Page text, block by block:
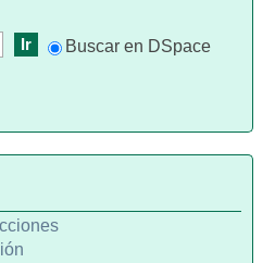
Buscar en DSpace